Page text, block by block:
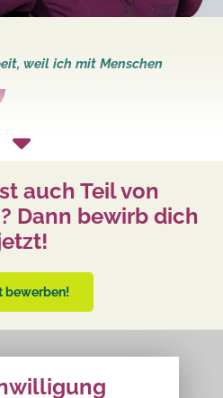
weil ich mit Menschen
auch Teil von
Dann bewirb dich
bewerben!